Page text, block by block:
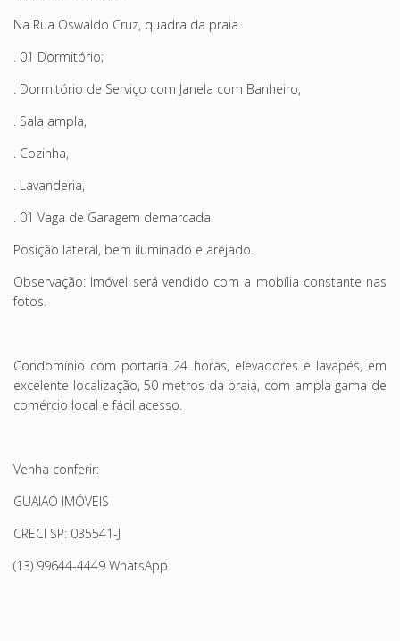
Na Rua Oswaldo Cruz, quadra da praia.
. 01 Dormitório;
. Dormitório de Serviço com Janela com Banheiro,
. Sala ampla,
. Cozinha,
. Lavanderia,
. 01 Vaga de Garagem demarcada.
Posição lateral, bem iluminado e arejado.
Observação: Imóvel será vendido com a mobília constante nas
fotos.
Condomínio com portaria 24 horas, elevadores e lavapés, em
excelente localização, 50 metros da praia, com ampla gama de
comércio local e fácil acesso.
Venha conferir:
GUAIAÓ IMÓVEIS
CRECI SP: 035541-J
(13) 99644-4449 WhatsApp